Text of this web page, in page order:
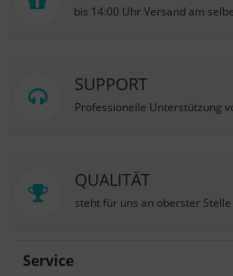
bis 14:00 Uhr Versand am
SUPPORT
Professionelle Unterstützung
QUALITÄT
steht für uns an oberster Stelle
Service